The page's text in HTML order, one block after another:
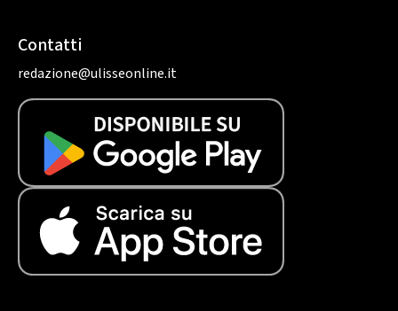
Contatti
redazione@ulisseonline.it